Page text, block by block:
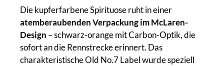
Die kupferfarbene Spirituose ruht in einer
atemberaubenden Verpackung im McLaren-
Design – schwarz-orange mit Carbon-Optik, die
sofort an die Rennstrecke erinnert. Das
charakteristische Old No.7 Label wurde speziell